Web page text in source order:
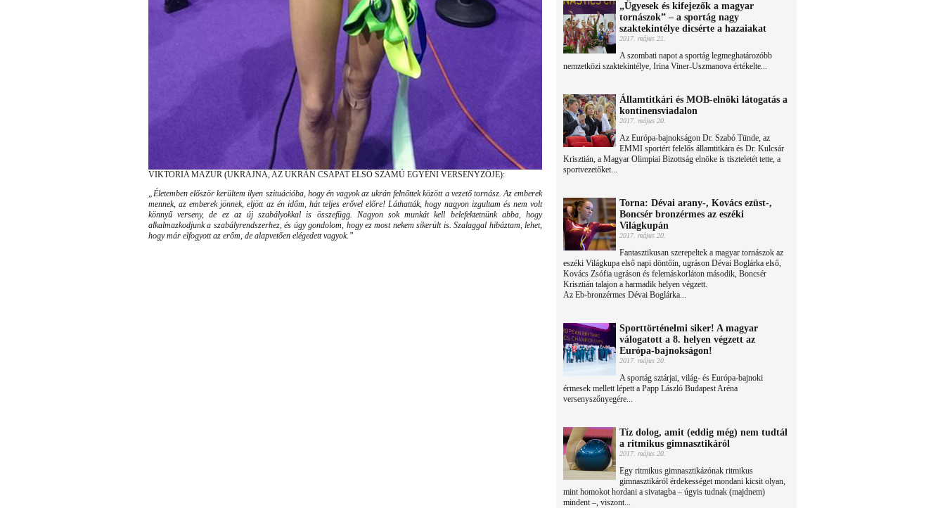
VIKTORIA MAZUR (UKRAJNA, AZ UKRÁN CSAPAT ELSŐ SZÁMÚ EGYÉNI VERSENYZŐJE):
„Életemben először kerültem ilyen szituációba, hogy én vagyok az ukrán felnőttek között a vezető tornász. Az emberek
mennek, az emberek jönnek, eljött az én időm, hát teljes erővel előre! Láthatták, hogy nagyon izgultam és nem volt
könnyű verseny, de ez az új szabályokkal is összefügg. Nagyon sok munkát kell belefektetnünk abba, hogy
alkalmazkodjunk a szabályrendszerhez, és úgy gondolom, hogy ez most nekem sikerült is. Szalaggal hibáztam, lehet,
hogy már elfogyott az erőm, de alapvetően elégedett vagyok.”
„Ügyesek és kifejezők a magyar
tornászok” – a sportág nagy
szaktekintélye dicsérte a hazaiakat
2017. május 21.
A szombati napot a sportág legmeghatározóbb
nemzetközi szaktekintélye, Irina Viner-Uszmanova értékelte...
Államtitkári és MOB-elnöki látogatás a
kontinensviadalon
2017. május 20.
Az Európa-bajnokságon Dr. Szabó Tünde, az
EMMI sportért felelős államtitkára és Dr. Kulcsár
Krisztián, a Magyar Olimpiai Bizottság elnöke is tiszteletét tette, a
sportvezetőket...
Torna: Dévai arany-, Kovács ezüst-,
Boncsér bronzérmes az eszéki
Világkupán
2017. május 20.
Fantasztikusan szerepeltek a magyar tornászok az
eszéki Világkupa első napi döntőin, ugráson Dévai Boglárka első,
Kovács Zsófia ugráson és felemáskorláton második, Boncsér
Krisztián talajon a harmadik helyen végzett.
Az Eb-bronzérmes Dévai Boglárka...
Sporttörténelmi siker! A magyar
válogatott a 8. helyen végzett az
Európa-bajnokságon!
2017. május 20.
A sportág sztárjai, világ- és Európa-bajnoki
érmesek mellett lépett a Papp László Budapest Aréna
versenyszőnyegére...
Tíz dolog, amit (eddig még) nem tudtál
a ritmikus gimnasztikáról
2017. május 20.
Egy ritmikus gimnasztikázónak ritmikus
gimnasztikáról érdekességet mondani kicsit olyan,
mint homokot hordani a sivatagba – úgyis tudnak (majdnem)
mindent –, viszont...